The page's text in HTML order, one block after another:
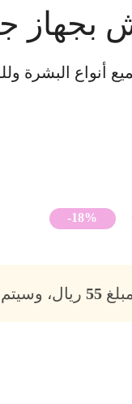
أجهزة الليزر
-18%
55 ريال،